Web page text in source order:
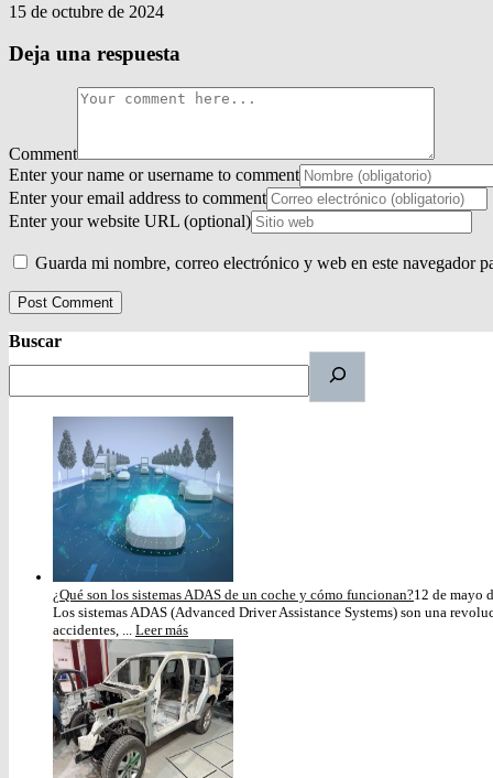
15 de octubre de 2024
Deja una respuesta
Comment
Enter your name or username to comment
Enter your email address to comment
Enter your website URL (optional)
Guarda mi nombre, correo electrónico y web en este navegador
Buscar
¿Qué son los sistemas ADAS de un coche y cómo funcionan?12 de mayo
Los sistemas ADAS (Advanced Driver Assistance Systems) son una
accidentes, ... Leer más